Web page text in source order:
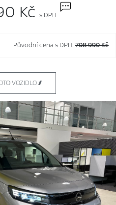
Kč s DPH
Původní cena s DPH: 708 990 Kč
VOZIDLO 